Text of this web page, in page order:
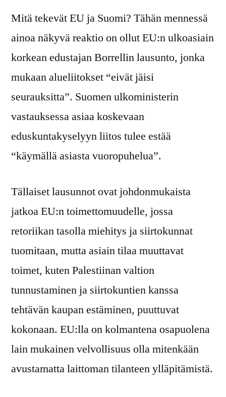
Mitä tekevät EU ja Suomi? Tähän mennessä
ainoa näkyvä reaktio on ollut EU:n ulkoasiain
korkean edustajan Borrellin lausunto, jonka
mukaan alueliitokset “eivät jäisi
seurauksitta”. Suomen ulkoministerin
vastauksessa asiaa koskevaan
eduskuntakyselyyn liitos tulee estää
“käymällä asiasta vuoropuhelua”.
Tällaiset lausunnot ovat johdonmukaista
jatkoa EU:n toimettomuudelle, jossa
retoriikan tasolla miehitys ja siirtokunnat
tuomitaan, mutta asiain tilaa muuttavat
toimet, kuten Palestiinan valtion
tunnustaminen ja siirtokuntien kanssa
tehtävän kaupan estäminen, puuttuvat
kokonaan. EU:lla on kolmantena osapuolena
lain mukainen velvollisuus olla mitenkään
avustamatta laittoman tilanteen ylläpitämistä.